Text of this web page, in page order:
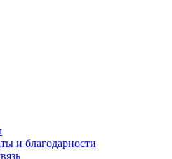
и благодарности